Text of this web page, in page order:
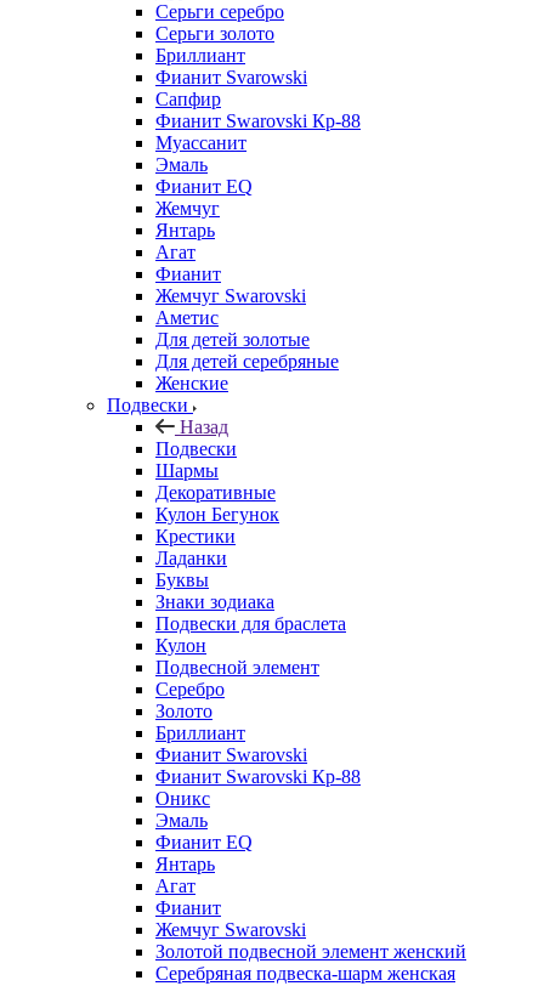
Серьги серебро
Серьги золото
Бриллиант
Фианит Svarowski
Сапфир
Фианит Swarovski Кр-88
Муассанит
Эмаль
Фианит EQ
Жемчуг
Янтарь
Агат
Фианит
Жемчуг Swarovski
Аметис
Для детей золотые
Для детей серебряные
Женские
Подвески
Назад
Подвески
Шармы
Декоративные
Кулон Бегунок
Крестики
Ладанки
Буквы
Знаки зодиака
Подвески для браслета
Кулон
Подвесной элемент
Серебро
Золото
Бриллиант
Фианит Swarovski
Фианит Swarovski Кр-88
Оникс
Эмаль
Фианит EQ
Янтарь
Агат
Фианит
Жемчуг Swarovski
Золотой подвесной элемент женcкий
Серебряная подвеска-шарм женская